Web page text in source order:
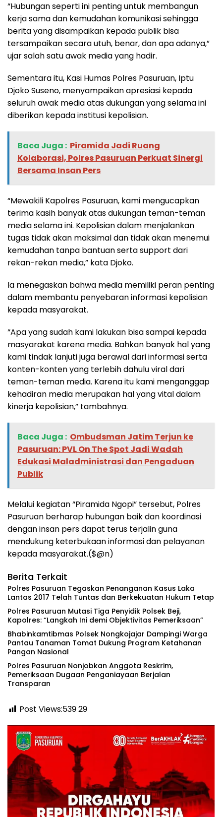
“Hubungan seperti ini penting untuk membangun
kerja sama dan kemudahan komunikasi sehingga
berita yang disampaikan kepada publik bisa
tersampaikan secara utuh, benar, dan apa adanya,”
ujar salah satu awak media yang hadir.
Sementara itu, Kasi Humas Polres Pasuruan, Iptu
Djoko Suseno, menyampaikan apresiasi kepada
seluruh awak media atas dukungan yang selama ini
diberikan kepada institusi kepolisian.
Baca Juga : Piramida Jadi Ruang
Kolaborasi, Polres Pasuruan Perkuat Sinergi
Bersama Insan Pers
“Mewakili Kapolres Pasuruan, kami mengucapkan
terima kasih banyak atas dukungan teman-teman
media selama ini. Kepolisian dalam menjalankan
tugas tidak akan maksimal dan tidak akan menemui
kemudahan tanpa bantuan serta support dari
rekan-rekan media,” kata Djoko.
Ia menegaskan bahwa media memiliki peran penting
dalam membantu penyebaran informasi kepolisian
kepada masyarakat.
“Apa yang sudah kami lakukan bisa sampai kepada
masyarakat karena media. Bahkan banyak hal yang
kami tindak lanjuti juga berawal dari informasi serta
konten-konten yang terlebih dahulu viral dari
teman-teman media. Karena itu kami menganggap
kehadiran media merupakan hal yang vital dalam
kinerja kepolisian,” tambahnya.
Baca Juga : ‎Ombudsman Jatim Terjun ke
Pasuruan: PVL On The Spot Jadi Wadah
Edukasi Maladministrasi dan Pengaduan
Publik
Melalui kegiatan “Piramida Ngopi” tersebut, Polres
Pasuruan berharap hubungan baik dan koordinasi
dengan insan pers dapat terus terjalin guna
mendukung keterbukaan informasi dan pelayanan
kepada masyarakat.($@n)
Berita Terkait
Polres Pasuruan Tegaskan Penanganan Kasus Laka
Lantas 2017 Telah Tuntas dan Berkekuatan Hukum Tetap
‎Polres Pasuruan Mutasi Tiga Penyidik Polsek Beji,
Kapolres: “Langkah Ini demi Objektivitas Pemeriksaan”
Bhabinkamtibmas Polsek Nongkojajar Dampingi Warga
Pantau Tanaman Tomat Dukung Program Ketahanan
Pangan Nasional
‎Polres Pasuruan Nonjobkan Anggota Reskrim,
Pemeriksaan Dugaan Penganiayaan Berjalan
Transparan
Post Views:53929